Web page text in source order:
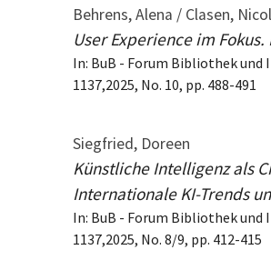
Behrens, Alena / Clasen,
User Experience im
In: BuB - Forum Bibliothek
1137,2025, No. 10, pp. 488-491
Siegfried, Doreen
Künstliche Intelligenz als
Internationale KI-Trends
In: BuB - Forum Bibliothek
1137,2025, No. 8/9, pp. 412-415